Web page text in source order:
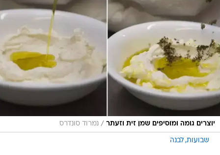
יוצרים גומה ומוסיפים שמן זית וזעתר / נמרוד סונדרס
שבועות לבנה